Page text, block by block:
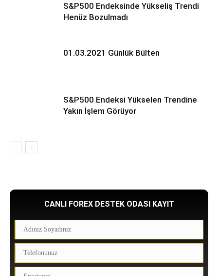
S&P500 Endeksinde Yükseliş Trendi
Henüz Bozulmadı
01.03.2021 Günlük Bülten
S&P500 Endeksi Yükselen Trendine
Yakın İşlem Görüyor
CANLI FOREX DESTEK ODASI KAYIT